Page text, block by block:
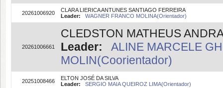
20261006920
CLARA LIERICA ANTUNES SANTIAGO FERREIRA
Leader:
WAGNER FRANCO MOLINA(Orientador)
20261006661
CLEDSTON MATHEUS
Leader:
ALINE MARCELE
MOLIN(Coorientador)
20251008466
ELTON JOSÉ DA SILVA
Leader:
SERGIO MAIA QUEIROZ LIMA(Orientador)